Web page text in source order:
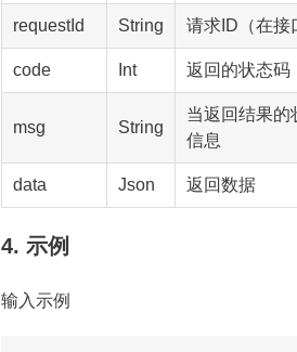
requestId String 请求ID（在接
code Int 返回的状态码
msg String
当返回结果的
信息
data Json 返回数据
4. 示例
输入示例